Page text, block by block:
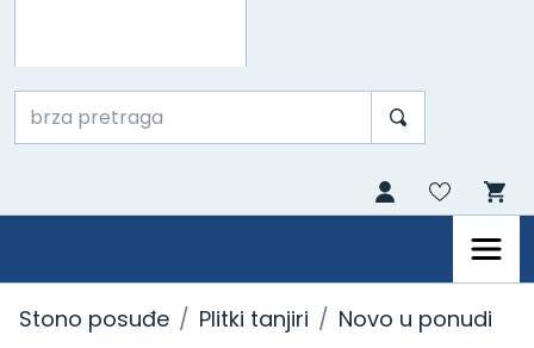
Stono posuđe Plitki tanjiri Novo u ponudi